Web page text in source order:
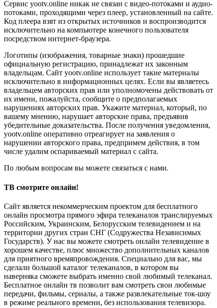
Сервис yootv.online никак не связан с видео-потоками и аудио-
потоками, проходящими через плеер, установленный на сайте.
Код плеера взят из открытых источников и воспроизводится
исключительно на компьютере конечного пользователя
посредством интернет-браузера.
Логотипы (изображения, товарные знаки) прошедшие
официальную регистрацию, принадлежат их законным
владельцам. Сайт yootv.online использует такие материалы
исключительно в информационных целях. Если вы являетесь
владельцем авторских прав или уполномочены действовать от
их имени, пожалуйста, сообщите о предполагаемых
нарушениях авторских прав. Укажите материал, который, по
вашему мнению, нарушает авторские права, предъявив
убедительные доказательства. После получения уведомления,
yootv.online оперативно отреагирует на заявления о
нарушении авторского права, предпримем действия, в том
числе удалим оспариваемый материал с сайта.
По любым вопросам вы можете связаться с нами.
ТВ смотрите онлайн!
Сайт является некоммерческим проектом для бесплатного
онлайн просмотра прямого эфира телеканалов транслируемых
Российским, Украинским, Белорусским телевидением и на
территории других стран СНГ (Содружества Независимых
Государств). У нас вы можете смотреть онлайн телевидение в
хорошем качестве, плюс множество дополнительных каналов
для приятного времяпровождения. Специально для вас, мы
сделали большой каталог телеканалов, в котором вы
наверняка сможете выбрать именно свой любимый телеканал.
Бесплатное онлайн тв позволит вам смотреть свои любимые
передачи, фильмы, сериалы, а также развлекательные ток-шоу
в режиме реального времени, без использования телевизора.